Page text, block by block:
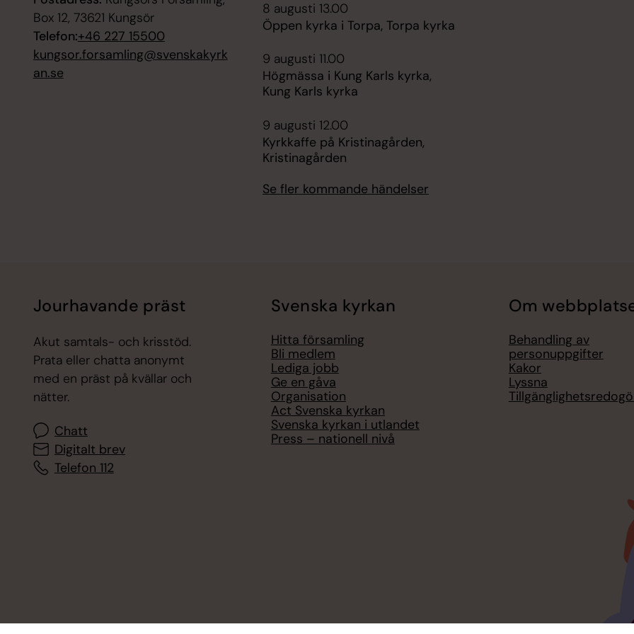
Box 12, 73621 Kungsör
Telefon:+46 227 15500
kungsor.forsamling@svenskakyrk
an.se
8 augusti 13.00
Öppen kyrka i Torpa, Torpa kyrka
9 augusti 11.00
Högmässa i Kung Karls kyrka,
Kung Karls kyrka
9 augusti 12.00
Kyrkkaffe på Kristinagården,
Kristinagården
Se fler kommande händelser
Jourhavande präst
Akut samtals- och krisstöd.
Prata eller chatta anonymt
med en präst på kvällar och
nätter.
Chatt
Digitalt brev
Telefon 112
Svenska kyrkan
Hitta församling
Bli medlem
Lediga jobb
Ge en gåva
Organisation
Act Svenska kyrkan
Svenska kyrkan i utlandet
Press – nationell nivå
Om
Behandling av
personuppgifter
Kakor
Lyssna